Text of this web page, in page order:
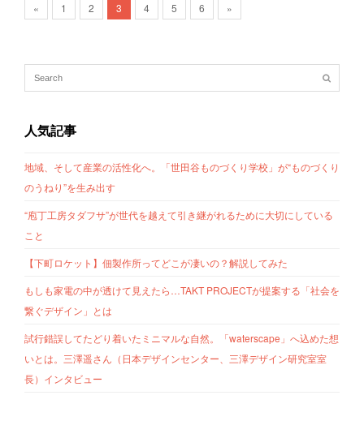
« 1 2 3 4 5 6 »
人気記事
地域、そして産業の活性化へ。「世田谷ものづくり学校」が“ものづくり
のうねり”を生み出す
“庖丁工房タダフサ”が世代を越えて引き継がれるために大切にしている
こと
【下町ロケット】佃製作所ってどこが凄いの？解説してみた
もしも家電の中が透けて見えたら…TAKT PROJECTが提案する「社会を
繋ぐデザイン」とは
試行錯誤してたどり着いたミニマルな自然。「waterscape」へ込めた想
いとは。三澤遥さん（日本デザインセンター、三澤デザイン研究室室
長）インタビュー